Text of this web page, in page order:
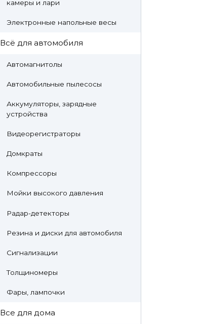
камеры и лари
Электронные напольные весы
Всё для автомобиля
Автомагнитолы
Автомобильные пылесосы
Аккумуляторы, зарядные
устройства
Видеорегистраторы
Домкраты
Компрессоры
Мойки высокого давления
Радар-детекторы
Резина и диски для автомобиля
Сигнализации
Толщиномеры
Фары, лампочки
Все для дома